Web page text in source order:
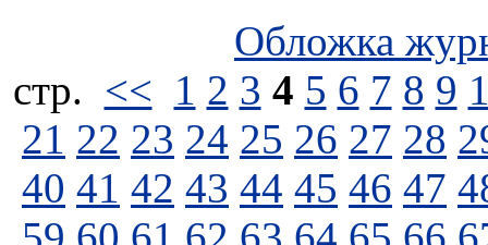
Обложка
стp. << 1 2 3 4 5 6 7 8 9
21 22 23 24 25 26 27 28
40 41 42 43 44 45 46 47